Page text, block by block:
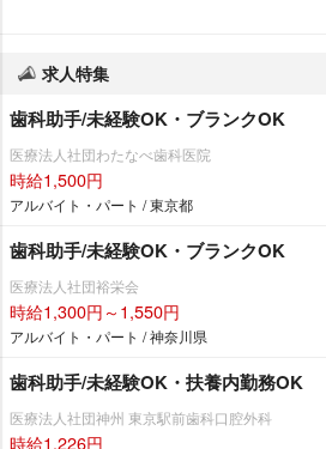
求人特集
歯科助手/未経験OK・ブランクOK
医療法人社団わたなべ歯科医院
時給1,500円
アルバイト・パート / 東京都
歯科助手/未経験OK・ブランクOK
医療法人社団裕栄会
時給1,300円～1,550円
アルバイト・パート / 神奈川県
歯科助手/未経験OK・扶養内勤務OK
医療法人社団神州 東京駅前歯科口腔外科
時給1,226円